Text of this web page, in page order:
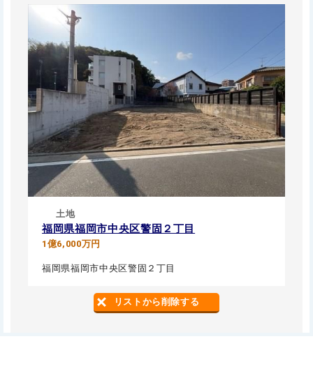
土地
福岡県福岡市中央区警固２丁目
1億6,000万円
福岡県福岡市中央区警固２丁目
リストから削除する